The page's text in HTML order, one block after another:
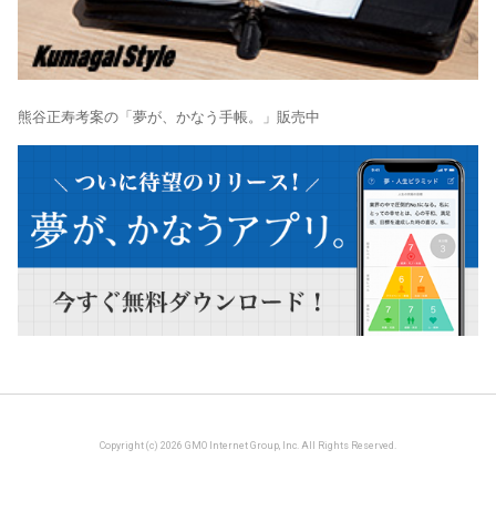
熊谷正寿考案の「夢が、かなう手帳。」販売中
Copyright (c) 2026 GMO Internet Group, Inc. All Rights Reserved.